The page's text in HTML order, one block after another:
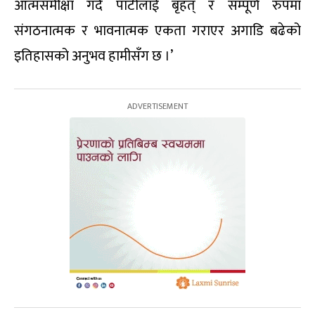
आत्मसमीक्षा गर्दै पार्टीलाई बृहत् र सम्पूर्ण रुपमा
संगठनात्मक र भावनात्मक एकता गराएर अगाडि बढेको
इतिहासको अनुभव हामीसँग छ ।’